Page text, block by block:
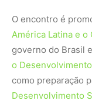
O encontro é
América Latina e o
governo do Brasil
o
como preparação
Desenvolvimento